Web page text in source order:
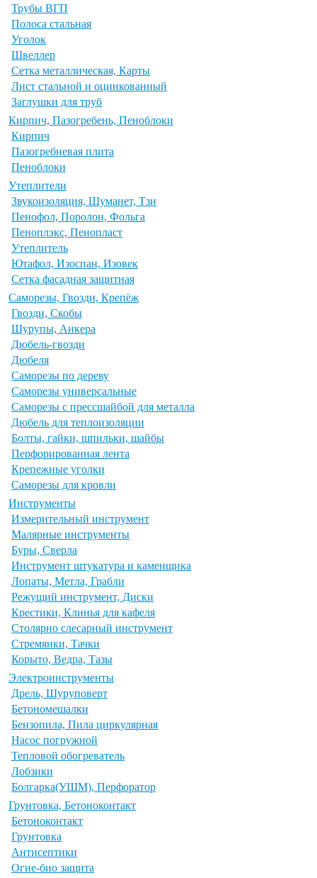
Трубы ВГП
Полоса стальная
Уголок
Швеллер
Сетка металлическая, Карты
Лист стальной и оцинкованный
Заглушки для труб
Кирпич, Пазогребень, Пеноблоки
Кирпич
Пазогребневая плита
Пеноблоки
Утеплители
Звукоизоляция, Шуманет, Тзи
Пенофол, Поролон, Фольга
Пеноплэкс, Пенопласт
Утеплитель
Ютафол, Изоспан, Изовек
Сетка фасадная защитная
Саморезы, Гвозди, Крепёж
Гвозди, Скобы
Шурупы, Анкера
Дюбель-гвозди
Дюбеля
Саморезы по дереву
Саморезы универсальные
Саморезы с прессшайбой для металла
Дюбель для теплоизоляции
Болты, гайки, шпильки, шайбы
Перфорированная лента
Крепежные уголки
Саморезы для кровли
Инструменты
Измерительный инструмент
Малярные инструменты
Буры, Сверла
Инструмент штукатура и каменщика
Лопаты, Метла, Грабли
Режущий инструмент, Диски
Крестики, Клинья для кафеля
Столярно слесарный инструмент
Стремянки, Тачки
Корыто, Ведра, Тазы
Электроинструменты
Дрель, Шуруповерт
Бетономешалки
Бензопила, Пила циркулярная
Насос погружной
Тепловой обогреватель
Лобзики
Болгарка(УШМ), Перфоратор
Грунтовка, Бетоноконтакт
Бетоноконтакт
Грунтовка
Антисептики
Огне-био защита